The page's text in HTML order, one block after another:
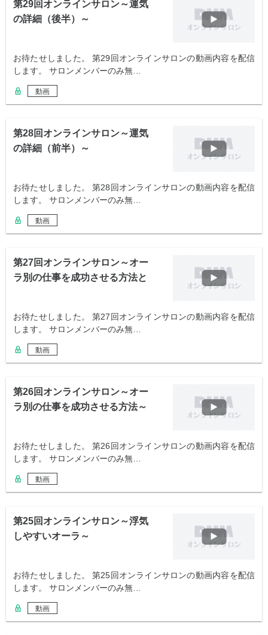
第29回オンラインサロン～運気
の詳細（後半）～
お待たせしました。 第29回オンラインサロンの動画内容を配信
します。 サロンメンバーのみ無…
動画
第28回オンラインサロン～運気
の詳細（前半）～
お待たせしました。 第28回オンラインサロンの動画内容を配信
します。 サロンメンバーのみ無…
動画
第27回オンラインサロン～オー
ラ別の仕事を成功させる方法と
お待たせしました。 第27回オンラインサロンの動画内容を配信
します。 サロンメンバーのみ無…
動画
第26回オンラインサロン～オー
ラ別の仕事を成功させる方法～
お待たせしました。 第26回オンラインサロンの動画内容を配信
します。 サロンメンバーのみ無…
動画
第25回オンラインサロン～浮気
しやすいオーラ～
お待たせしました。 第25回オンラインサロンの動画内容を配信
します。 サロンメンバーのみ無…
動画